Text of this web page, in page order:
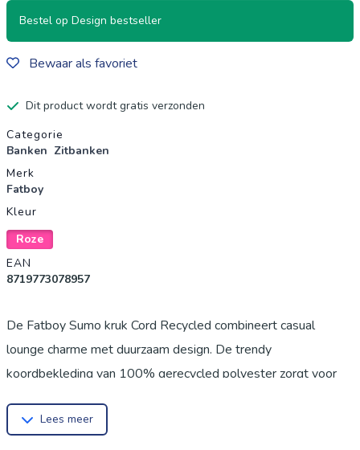
Bestel op Design bestseller
Bewaar als favoriet
Dit product wordt gratis verzonden
Productgegevens
Categorie
Banken Zitbanken
Merk
Fatboy
Kleur
Roze
EAN
8719773078957
De Fatboy Sumo kruk Cord Recycled combineert casual
lounge charme met duurzaam design. De trendy
koordbekleding van 100% gerecycled polyester zorgt voor
gezellige woonruimtes. Als voetenbankje, extra zitplaats of
Lees meer